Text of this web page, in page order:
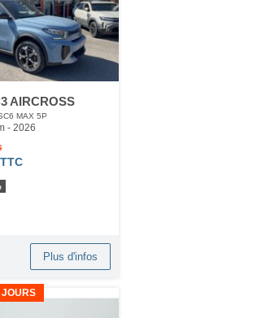
AIRCROSS
MAX 5P
- 2026
TTC
Plus d'infos
JOURS